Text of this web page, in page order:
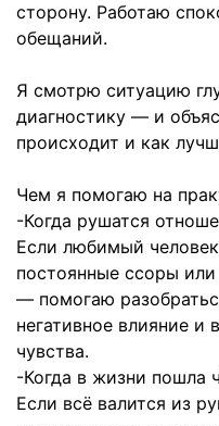
сторону. Работаю
обещаний.
Я смотрю ситуацию
диагностику — и
происходит и как
Чем я помогаю на
-Когда рушатся
Если любимый
постоянные ссоры
— помогаю
негативное влияние и
чувства.
-Когда в жизни пошла
Если всё валится из